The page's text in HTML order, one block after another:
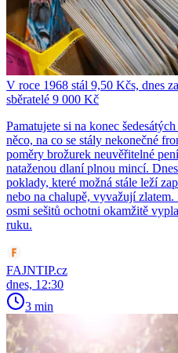
V roce 1968 stál 9,50 Kčs, dnes
sběratelé 9 000 Kč
Pamatujete si na konec
něco, na co se stály nekonečné
poměry brožurek neuvěřitelné
nataženou dlaní plnou mincí.
poklady, které možná stále leží
nebo na chalupě, vyvažují
osmi sešitů ochotni okamžitě
ruku.
FAJNTIP.cz
dnes, 12:30
3 min